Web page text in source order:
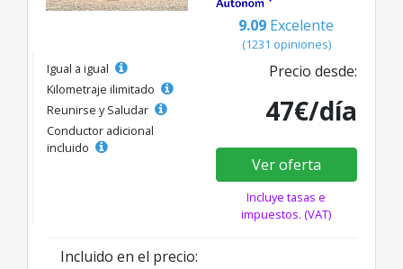
9.09 Excelente
(1231 opiniones)
Igual a igual
Kilometraje ilimitado
Reunirse y Saludar
Conductor adicional
incluido
Precio desde:
47€/día
Ver oferta
Incluye tasas e
impuestos. (VAT)
Incluido en el precio: